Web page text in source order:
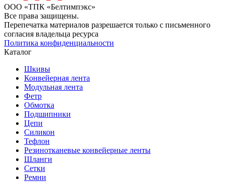
ООО «ТПК «Белтимпэкс»
Все права защищены.
Перепечатка материалов разрешается только с письменного
согласия владельца ресурса
Политика конфиденциальности
Каталог
Шкивы
Конвейерная лента
Модульная лента
Фетр
Обмотка
Подшипники
Цепи
Силикон
Тефлон
Резинотканевые конвейерные ленты
Шланги
Сетки
Ремни